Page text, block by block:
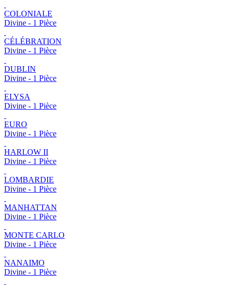
COLONIALE
Divine - 1 Pièce
CÉLÉBRATION
Divine - 1 Pièce
DUBLIN
Divine - 1 Pièce
ELYSA
Divine - 1 Pièce
EURO
Divine - 1 Pièce
HARLOW II
Divine - 1 Pièce
LOMBARDIE
Divine - 1 Pièce
MANHATTAN
Divine - 1 Pièce
MONTE CARLO
Divine - 1 Pièce
NANAIMO
Divine - 1 Pièce